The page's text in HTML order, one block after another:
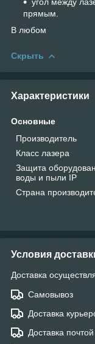
прямым.
В любом
Скрыть
Характеристики
Основные
Производитель
Класс лазера
Защита
воды и пыли IP
Страна
Условия
Доставка
Самовывоз
Доставка
Доставка почтой